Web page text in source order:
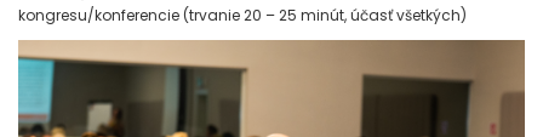
kongresu/konferencie (trvanie 20 – 25 minút, účasť všetkých)